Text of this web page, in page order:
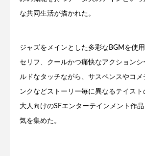
な共同生活が描かれた。
ジャズをメインとした多彩なBGMを使
セリフ、クールかつ痛快なアクションシ
ルドなタッチながら、サスペンスやコ
ンクなどストーリー毎に異なるテイス
大人向けのSFエンターテインメント作
気を集めた。